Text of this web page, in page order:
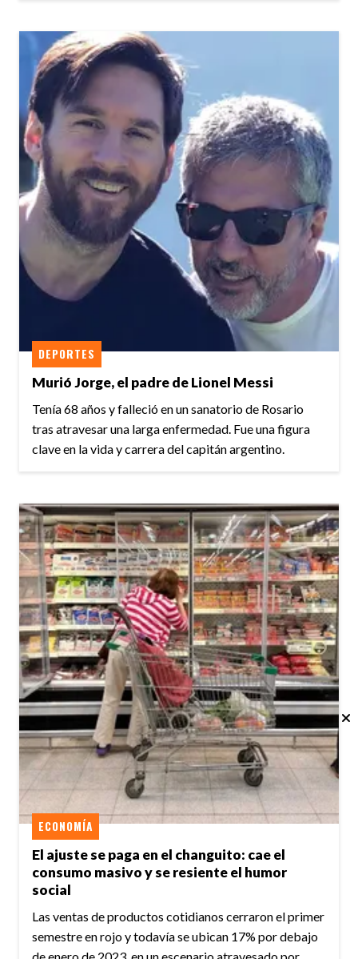
Murió Jorge, el padre de Lionel Messi
DEPORTES
Tenía 68 años y falleció en un sanatorio de Rosario
tras atravesar una larga enfermedad. Fue una figura
clave en la vida y carrera del capitán argentino.
El ajuste se paga en el changuito: cae el
consumo masivo y se resiente el humor
social
ECONOMÍA
Las ventas de productos cotidianos cerraron el primer
semestre en rojo y todavía se ubican 17% por debajo